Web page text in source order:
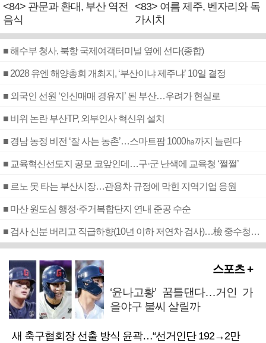
<84> 관문과 환대, 부산 역전
음식
<83> 여름 제주, 벤자리와 독
가시치
■ 해수부 청사, 북항 국제여객터미널 옆에 선다(종합)
■ 2028 유엔 해양총회 개최지, ‘부산이냐 제주냐’ 10일 결정
■ 외국인 선원 ‘인신매매 경유지’ 된 부산…우려가 현실로
■ 비위 논란 부산TP, 외부인사 혁신위 설치
■ 경남 농정 비전 ‘잘 사는 농촌’…스마트팜 1000㏊까지 늘린다
■ 교육혁신선도지 공모 코앞인데…구·군 난색에 교육청 ‘쩔쩔’
■ 르노 못 타는 부산시장…관용차 규정에 막힌 지역기업 응원
■ 마산 원도심 행정·주거복합단지 연내 준공 수순
■ 검사 신분 버리고 직급하향(10년 이하 저연차 검사)…檢 중수청행 기피
스포츠 +
‘윤나고황’ 꿈틀댄다…거인 가
을야구 불씨 살릴까
새 축구협회장 선출 방식 윤곽…“선거인단 192→2만